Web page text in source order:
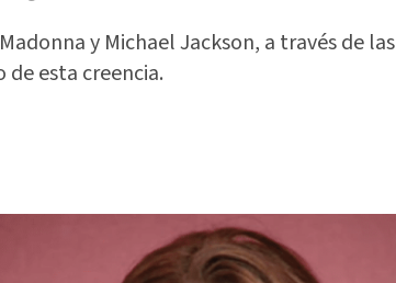
y Michael Jackson, a través de las
esta creencia.